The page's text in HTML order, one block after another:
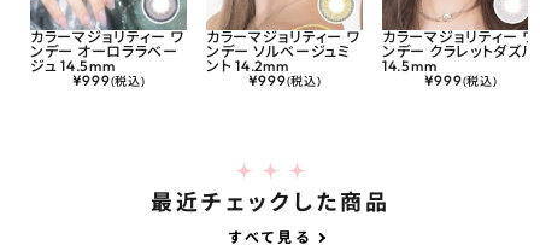
カラーマジョリティー ワ
ンデー オーロララベー
ジュ 14.5mm
¥999(税込)
カラーマジョリティー ワ
ンデー ソルベージュミ
ント 14.2mm
¥999(税込)
カラーマジョリティー ワ
ンデー クラレットダズル
14.5mm
¥999(税込)
最近チェックした商品
すべて見る